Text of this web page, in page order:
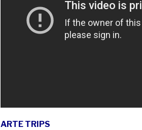
ARTE TRIPS